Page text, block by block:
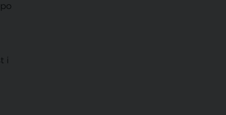
i